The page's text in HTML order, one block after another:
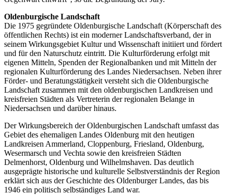
Oldenburgische Landschaft
Die 1975 gegründete Oldenburgische Landschaft (Körperschaft des
öffentlichen Rechts) ist ein moderner Landschaftsverband, der in
seinem Wirkungsgebiet Kultur und Wissenschaft initiiert und fördert
und für den Naturschutz eintritt. Die Kulturförderung erfolgt mit
eigenen Mitteln, Spenden der Regionalbanken und mit Mitteln der
regionalen Kulturförderung des Landes Niedersachsen. Neben ihrer
Förder- und Beratungstätigkeit versteht sich die Oldenburgische
Landschaft zusammen mit den oldenburgischen Landkreisen und
kreisfreien Städten als Vertreterin der regionalen Belange in
Niedersachsen und darüber hinaus.
Der Wirkungsbereich der Oldenburgischen Landschaft umfasst das
Gebiet des ehemaligen Landes Oldenburg mit den heutigen
Landkreisen Ammerland, Cloppenburg, Friesland, Oldenburg,
Wesermarsch und Vechta sowie den kreisfreien Städten
Delmenhorst, Oldenburg und Wilhelmshaven. Das deutlich
ausgeprägte historische und kulturelle Selbstverständnis der Region
erklärt sich aus der Geschichte des Oldenburger Landes, das bis
1946 ein politisch selbständiges Land war.